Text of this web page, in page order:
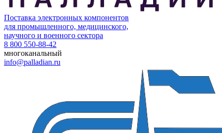
Поставка электронных компонентов
для промышленного, медицинского,
научного и военного сектора
8 800 550-88-42
многоканальный
info@palladian.ru